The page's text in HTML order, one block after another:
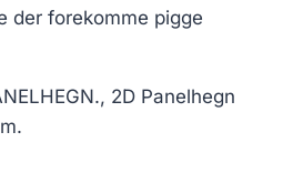
der forekomme pigge
2D Panelhegn